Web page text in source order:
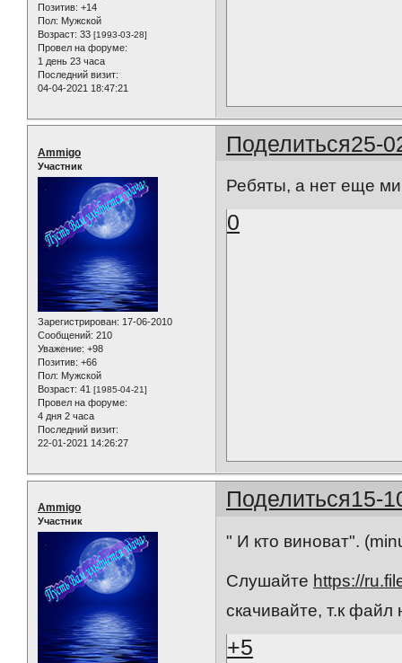
Позитив: +14
Пол: Мужской
Возраст: 33 [1993-03-28]
Провел на форуме:
1 день 23 часа
Последний визит:
04-04-2021 18:47:21
Поделиться25-
Ammigo
Участник
Зарегистрирован: 17-06-2010
Сообщений: 210
Уважение: +98
Позитив: +66
Пол: Мужской
Возраст: 41 [1985-04-21]
Провел на форуме:
4 дня 2 часа
Последний визит:
22-01-2021 14:26:27
Ребяты, а нет еще
0
Поделиться15-
Ammigo
Участник
" И кто виноват".
Слушайте https://
скачивайте, т.к
+5